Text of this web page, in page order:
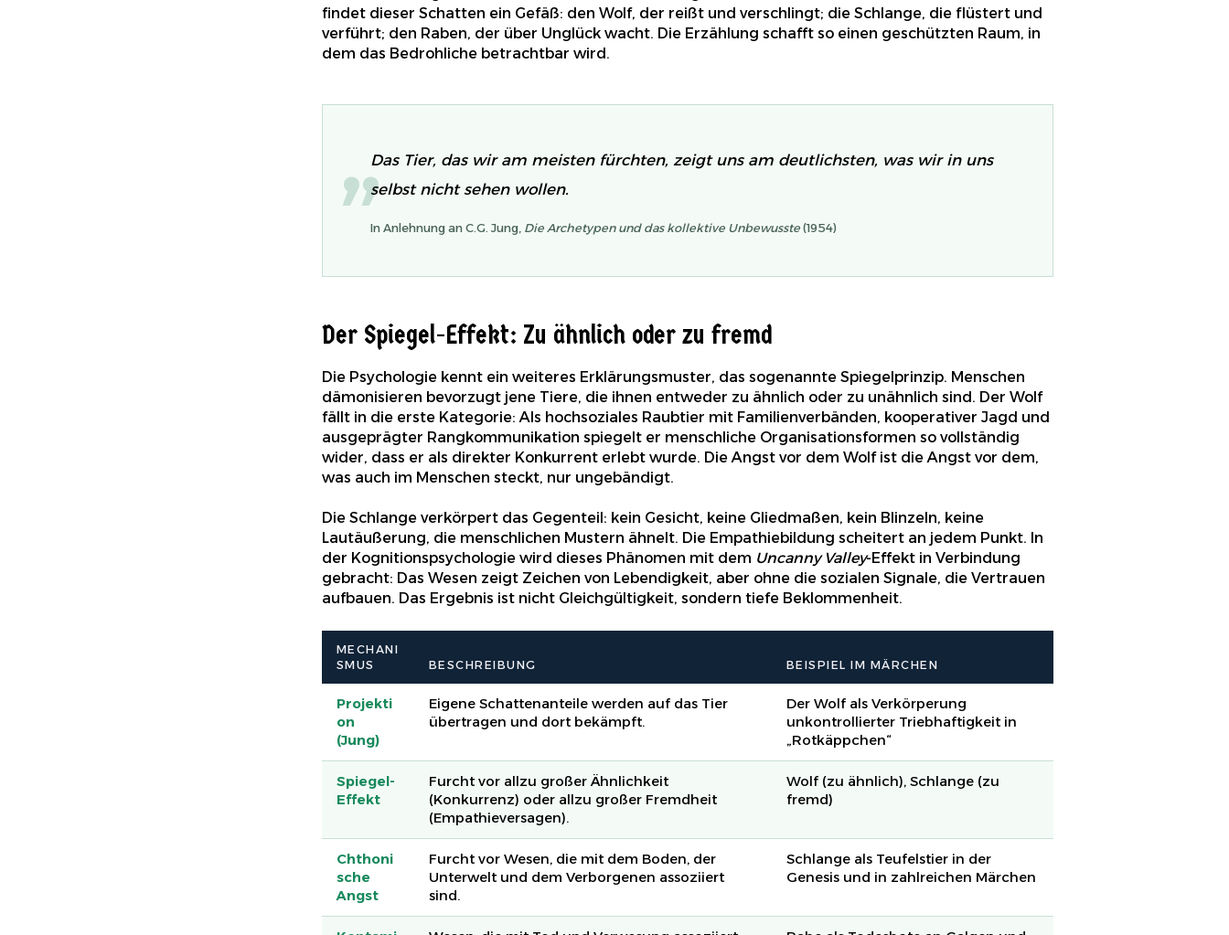
findet dieser Schatten ein Gefäß: den Wolf, der reißt und verschlingt; die Schlange, die flüstert und
verführt; den Raben, der über Unglück wacht. Die Erzählung schafft so einen geschützten Raum, in
dem das Bedrohliche betrachtbar wird.
„Das Tier, das wir am meisten fürchten, zeigt uns am deutlichsten, was wir in uns
selbst nicht sehen wollen.
In Anlehnung an C.G. Jung, Die Archetypen und das kollektive Unbewusste (1954)
Der Spiegel-Effekt: Zu ähnlich oder zu fremd
Die Psychologie kennt ein weiteres Erklärungsmuster, das sogenannte Spiegelprinzip. Menschen
dämonisieren bevorzugt jene Tiere, die ihnen entweder zu ähnlich oder zu unähnlich sind. Der Wolf
fällt in die erste Kategorie: Als hochsoziales Raubtier mit Familienverbänden, kooperativer Jagd und
ausgeprägter Rangkommunikation spiegelt er menschliche Organisationsformen so vollständig
wider, dass er als direkter Konkurrent erlebt wurde. Die Angst vor dem Wolf ist die Angst vor dem,
was auch im Menschen steckt, nur ungebändigt.
Die Schlange verkörpert das Gegenteil: kein Gesicht, keine Gliedmaßen, kein Blinzeln, keine
Lautäußerung, die menschlichen Mustern ähnelt. Die Empathiebildung scheitert an jedem Punkt. In
der Kognitionspsychologie wird dieses Phänomen mit dem Uncanny Valley-Effekt in Verbindung
gebracht: Das Wesen zeigt Zeichen von Lebendigkeit, aber ohne die sozialen Signale, die Vertrauen
aufbauen. Das Ergebnis ist nicht Gleichgültigkeit, sondern tiefe Beklommenheit.
MECHANI
SMUS
BESCHREIBUNG BEISPIEL IM MÄRCHEN
Projekti
on
(Jung)
Eigene Schattenanteile werden auf das Tier
übertragen und dort bekämpft.
Der Wolf als Verkörperung
unkontrollierter Triebhaftigkeit in
„Rotkäppchen“
Spiegel-
Effekt
Furcht vor allzu großer Ähnlichkeit
(Konkurrenz) oder allzu großer Fremdheit
(Empathieversagen).
Wolf (zu ähnlich), Schlange (zu
fremd)
Chthoni
sche
Angst
Furcht vor Wesen, die mit dem Boden, der
Unterwelt und dem Verborgenen assoziiert
sind.
Schlange als Teufelstier in der
Genesis und in zahlreichen Märchen